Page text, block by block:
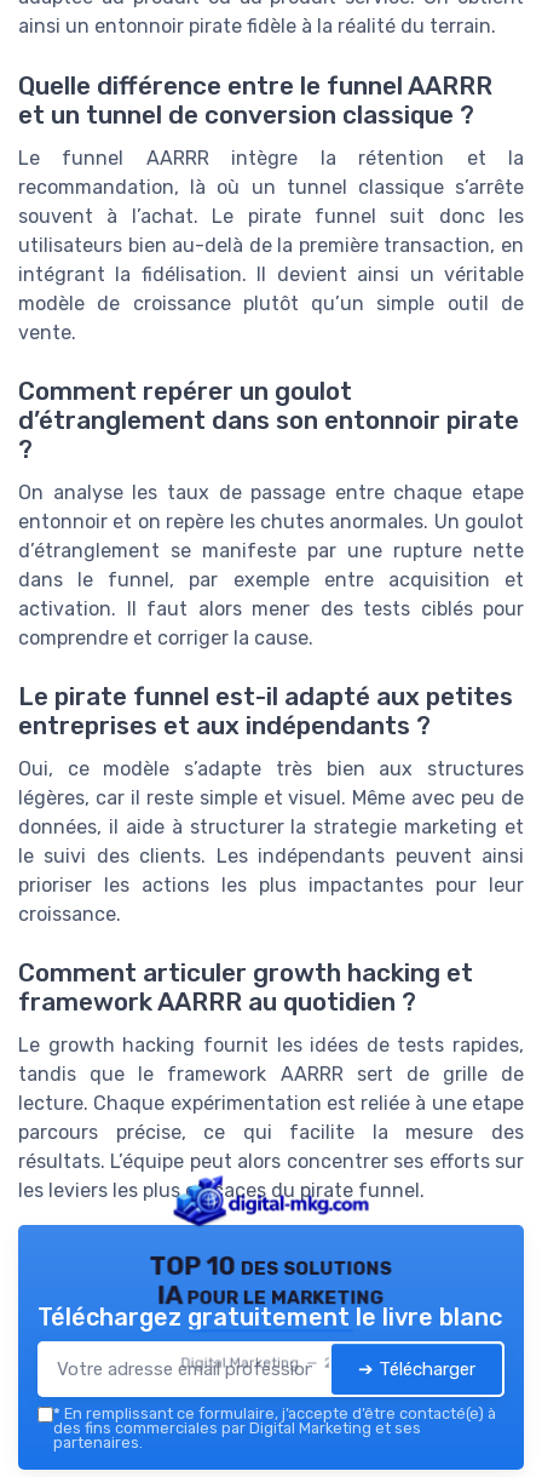
ainsi un entonnoir pirate fidèle à la réalité du terrain.
Quelle différence entre le funnel AARRR
et un tunnel de conversion classique ?
Le funnel AARRR intègre la rétention et la
recommandation, là où un tunnel classique s’arrête
souvent à l’achat. Le pirate funnel suit donc les
utilisateurs bien au-delà de la première transaction, en
intégrant la fidélisation. Il devient ainsi un véritable
modèle de croissance plutôt qu’un simple outil de
vente.
Comment repérer un goulot
d’étranglement dans son entonnoir pirate
?
On analyse les taux de passage entre chaque etape
entonnoir et on repère les chutes anormales. Un goulot
d’étranglement se manifeste par une rupture nette
dans le funnel, par exemple entre acquisition et
activation. Il faut alors mener des tests ciblés pour
comprendre et corriger la cause.
Le pirate funnel est-il adapté aux petites
entreprises et aux indépendants ?
Oui, ce modèle s’adapte très bien aux structures
légères, car il reste simple et visuel. Même avec peu de
données, il aide à structurer la strategie marketing et
le suivi des clients. Les indépendants peuvent ainsi
prioriser les actions les plus impactantes pour leur
croissance.
Comment articuler growth hacking et
framework AARRR au quotidien ?
Le growth hacking fournit les idées de tests rapides,
tandis que le framework AARRR sert de grille de
lecture. Chaque expérimentation est reliée à une etape
parcours précise, ce qui facilite la mesure des
résultats. L’équipe peut alors concentrer ses efforts sur
les leviers les plus efficaces du pirate funnel.
TOP 10 des solutions
IA pour le marketing
Digital Marketing — 2026
Téléchargez gratuitement le livre blanc
➔ Télécharger
* En remplissant ce formulaire, j’accepte d’être contacté(e) à
des fins commerciales par Digital Marketing et ses
partenaires.